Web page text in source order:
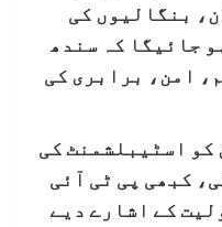
بنگالیوں کی
جائیگا کہ سندھ
امن، برابری کی
کو اسٹیبلشمنٹ کی
کبھی پی ٹی آئی
کے اشارے دیے